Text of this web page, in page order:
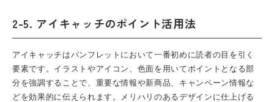
2-5. アイキャッチのポイント活用法
アイキャッチはパンフレット において一番初めに読者の目を引く
要素です。イラストやアイコン、色面を用いてポイントとなる部
分を強調することで、重要な情報や新商品、キャンペーン情報な
どを効果的に伝えられます。メリハリのあるデザインに仕上げる